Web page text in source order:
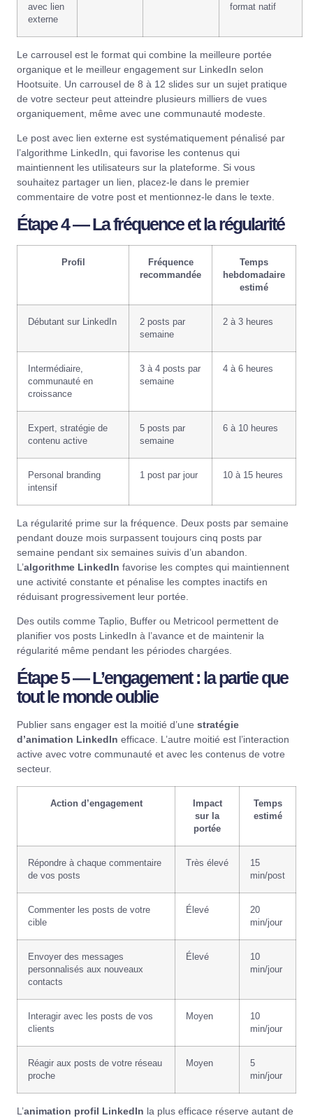
avec lien
externe
format natif
Le carrousel est le format qui combine la meilleure portée
organique et le meilleur engagement sur LinkedIn selon
Hootsuite . Un carrousel de 8 à 12 slides sur un sujet pratique
de votre secteur peut atteindre plusieurs milliers de vues
organiquement, même avec une communauté modeste.
Le post avec lien externe est systématiquement pénalisé par
l’algorithme LinkedIn, qui favorise les contenus qui
maintiennent les utilisateurs sur la plateforme. Si vous
souhaitez partager un lien, placez-le dans le premier
commentaire de votre post et mentionnez-le dans le texte.
Étape 4 — La fréquence et la régularité
Profil
Fréquence
recommandée
Temps
hebdomadaire
estimé
Débutant sur LinkedIn
2 posts par
semaine
2 à 3 heures
Intermédiaire,
communauté en
croissance
3 à 4 posts par
semaine
4 à 6 heures
Expert, stratégie de
contenu active
5 posts par
semaine
6 à 10 heures
Personal branding
intensif
1 post par jour 10 à 15 heures
La régularité prime sur la fréquence. Deux posts par semaine
pendant douze mois surpassent toujours cinq posts par
semaine pendant six semaines suivis d’un abandon.
L’algorithme LinkedIn favorise les comptes qui maintiennent
une activité constante et pénalise les comptes inactifs en
réduisant progressivement leur portée.
Des outils comme Taplio Buffer ou Metricool permettent de
planifier vos posts LinkedIn à l’avance et de maintenir la
régularité même pendant les périodes chargées.
Étape 5 — L’engagement : la partie que
tout le monde oublie
Publier sans engager est la moitié d’une stratégie
d’animation LinkedIn efficace. L’autre moitié est l’interaction
active avec votre communauté et avec les contenus de votre
secteur.
Action d’engagement
Impact
sur la
portée
Temps
estimé
Répondre à chaque commentaire
de vos posts
Très élevé
15
min/post
Commenter les posts de votre
cible
Élevé
20
min/jour
Envoyer des messages
personnalisés aux nouveaux
contacts
Élevé
10
min/jour
Interagir avec les posts de vos
clients
Moyen
10
min/jour
Réagir aux posts de votre réseau
proche
Moyen
5
min/jour
L’animation profil LinkedIn la plus efficace réserve autant de